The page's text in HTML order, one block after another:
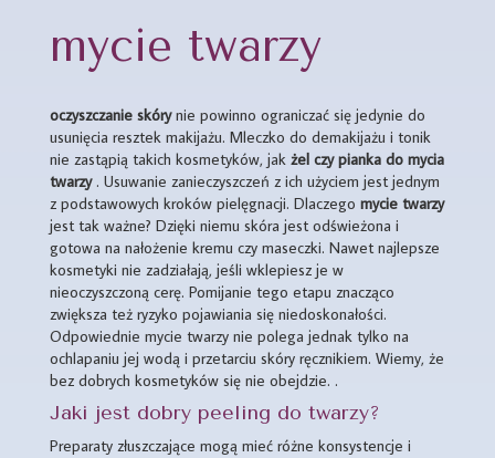
mycie twarzy
oczyszczanie skórynie powinno ograniczać się jedynie do
usunięcia resztek makijażu. Mleczko do demakijażu i tonik
nie zastąpią takich kosmetyków, jak żel czy pianka do mycia
twarzy. Usuwanie zanieczyszczeń z ich użyciem jest jednym
z podstawowych kroków pielęgnacji. Dlaczego mycie twarzy
jest tak ważne? Dzięki niemu skóra jest odświeżona i
gotowa na nałożenie kremu czy maseczki. Nawet najlepsze
kosmetyki nie zadziałają, jeśli wklepiesz je w
nieoczyszczoną cerę. Pomijanie tego etapu znacząco
zwiększa też ryzyko pojawiania się niedoskonałości.
Odpowiednie mycie twarzy nie polega jednak tylko na
ochlapaniu jej wodą i przetarciu skóry ręcznikiem. Wiemy, że
bez dobrych kosmetyków się nie obejdzie. .
Jaki jest dobry peeling do twarzy?
Preparaty złuszczające mogą mieć różne konsystencje i